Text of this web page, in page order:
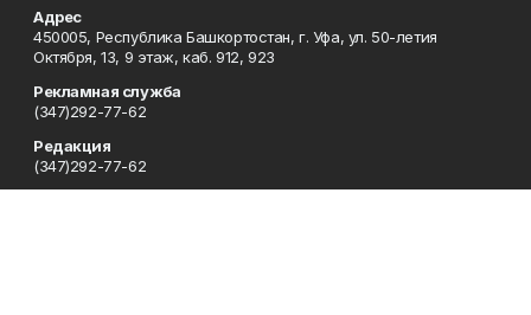
Адрес
450005, Республика Башкортостан, г. Уфа, ул. 50-летия
Октября, 13, 9 этаж, каб. 912, 923
Рекламная служба
(347)292-77-62
Редакция
(347)292-77-62